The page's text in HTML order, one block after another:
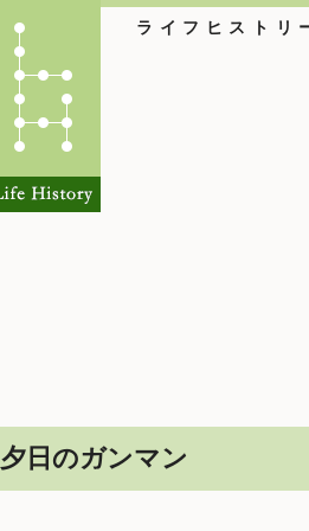
ライフヒストリ
夕日のガンマン